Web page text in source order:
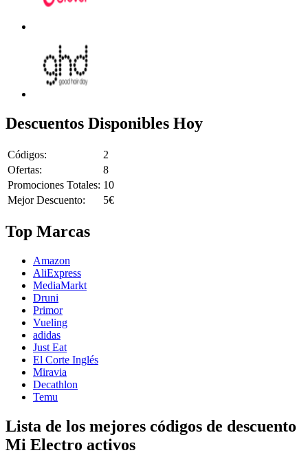
Descuentos Disponibles Hoy
Códigos:
2
Ofertas:
8
Promociones Totales: 10
Mejor Descuento:
5€
Top Marcas
Amazon
AliExpress
MediaMarkt
Druni
Primor
Vueling
adidas
Just Eat
El Corte Inglés
Miravia
Decathlon
Temu
Lista de los mejores códigos de descuento
Mi Electro activos